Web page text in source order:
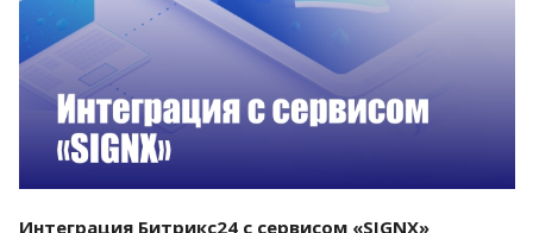
Смотреть проект
Интеграция Битрикс24 с сервисом «SIGNX»